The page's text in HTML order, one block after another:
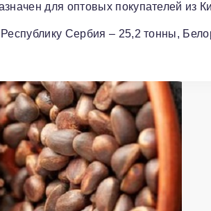
для оптовых покупателей из
Сербия – 25,2 тонны,